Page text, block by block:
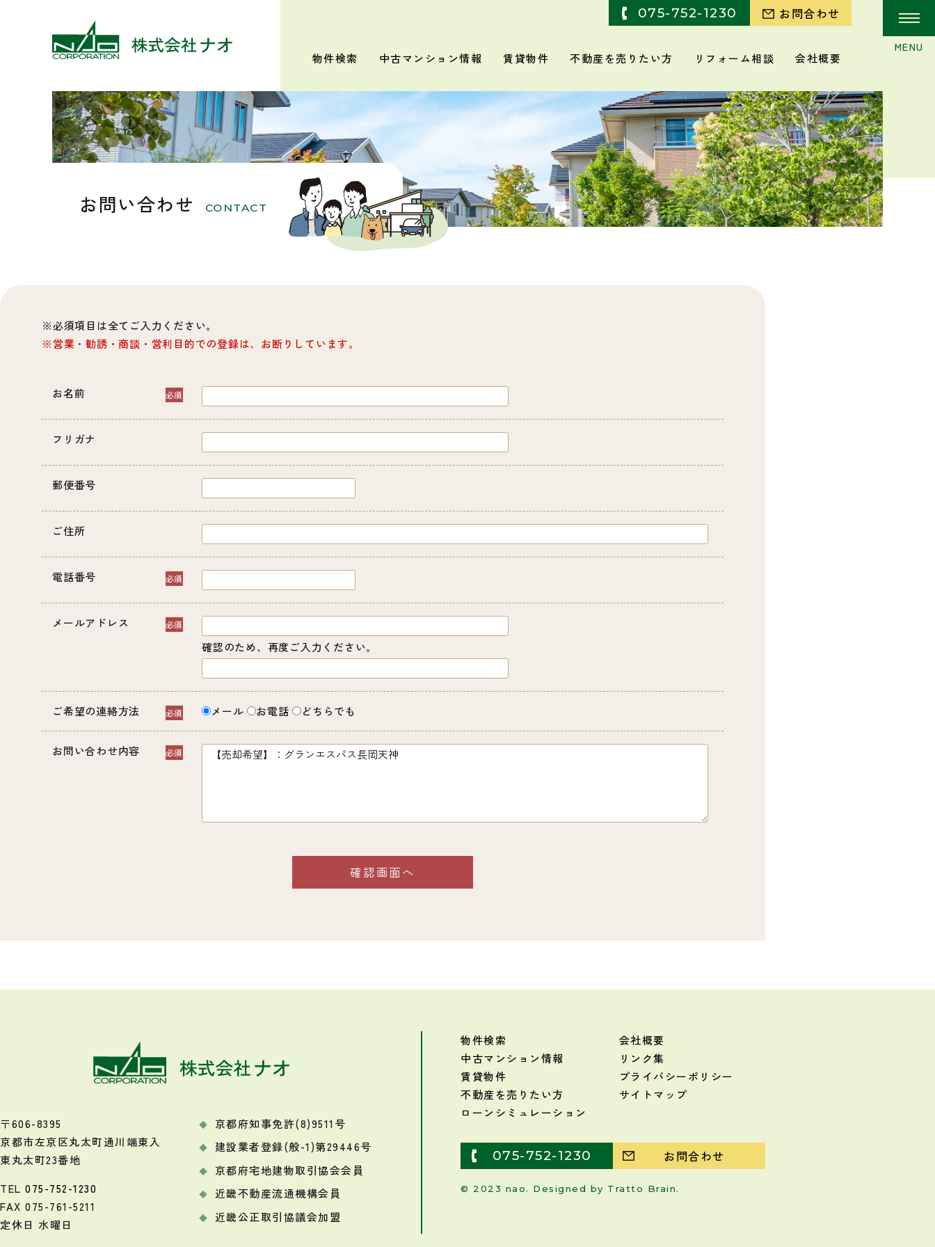
物件検索 中古マンション情報 賃貸物件 不動産を売りたい方 リフォーム相談 会社概要
075-752-1230 お問合わせ
お問い合わせ CONTACT
必須項目は全てご入力ください。
営業・勧誘・商談・営利目的での登録は、お断りしています。
お名前
フリガナ
郵便番号
ご住所
電話番号
メールアドレス
確認のため、再度ご入力ください。
ご希望の連絡方法 メール お電話 どちらでも
お問い合わせ内容
〒606-8395
京都市左京区丸太町通川端東入
東丸太町23番地
TEL 075-752-1230
FAX 075-761-5211
定休日 水曜日
京都府知事免許(8)9511号
建設業者登録(般-1)第29446号
京都府宅地建物取引協会会員
近畿不動産流通機構会員
近畿公正取引協議会加盟
物件検索
中古マンション情報
賃貸物件
不動産を売りたい方
ローンシミュレーション
会社概要
リンク集
プライバシーポリシー
サイトマップ
075-752-1230 お問合わせ
© 2023 nao. Designed by Tratto Brain.